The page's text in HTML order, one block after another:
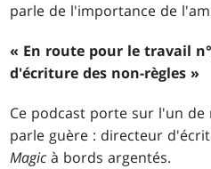
parle de l'importance de
« En route pour le travail
d'écriture des non-règles »
Ce podcast porte sur l'un
parle guère : directeur
Magicà bords argentés.